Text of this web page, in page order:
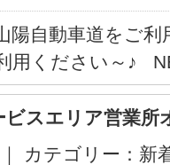
陽自動車道をご
用ください～♪
ビスエリア営業所
カテゴリー： 新